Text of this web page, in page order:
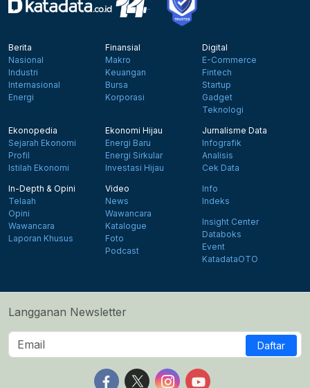
Berita
Nasional
Industri
Internasional
Energi
Finansial
Makro
Keuangan
Bursa
Korporasi
Digital
E-Commerce
Fintech
Startup
Gadget
Teknologi
Ekonopedia
Sejarah Ekonomi
Profil
Istilah Ekonomi
Ekonomi Hijau
Energi Baru
Energi Sirkular
Investasi Hijau
Jurnalisme Data
Infografik
Analisis
Cek Data
In-Depth & Opini
Telaah
Opini
Wawancara
Laporan Khusus
Video
News
Wawancara
Katalogue
Foto
Podcast
Info
Indeks
Insight Center
Databoks
Event
KatadataOTO
Langganan Newsletter
Daftar
Follow us on Facebook
Follow us on X
Follow us on Instagram
Follow us on